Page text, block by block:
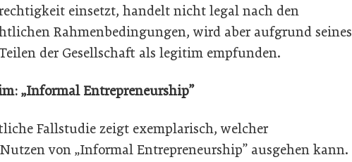
einsetzt, handelt nicht legal nach den
Rahmenbedingungen, wird aber aufgrund seines
der Gesellschaft als legitim empfunden.
„Informal Entrepreneurship”
Fallstudie zeigt exemplarisch, welcher
von „Informal Entrepreneurship” ausgehen kann.